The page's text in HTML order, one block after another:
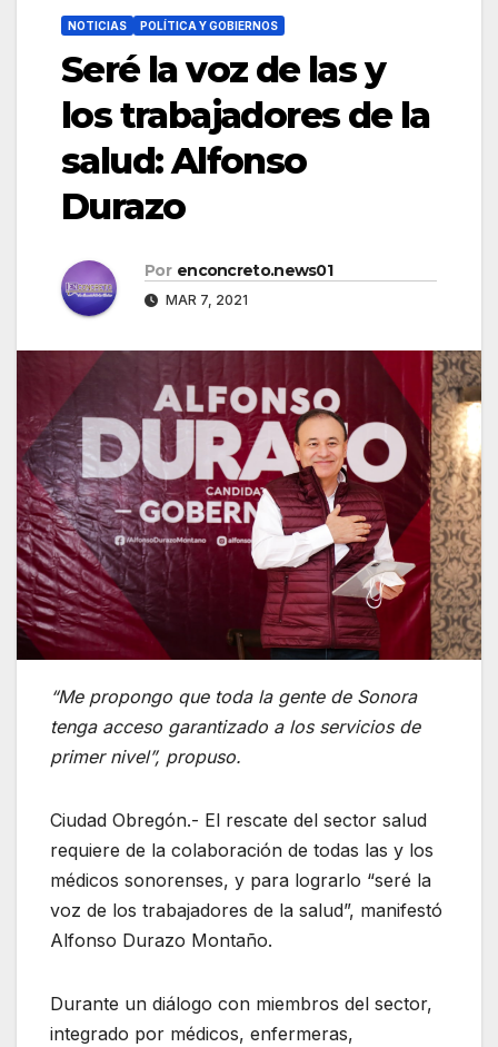
NOTICIAS POLÍTICA Y GOBIERNOS
Seré la voz de las y
los trabajadores de la
salud: Alfonso
Durazo
Por enconcreto.news01
MAR 7, 2021
“Me propongo que toda la gente de Sonora
tenga acceso garantizado a los servicios de
primer nivel”, propuso.
Ciudad Obregón.- El rescate del sector salud
requiere de la colaboración de todas las y los
médicos sonorenses, y para lograrlo “seré la
voz de los trabajadores de la salud”, manifestó
Alfonso Durazo Montaño.
Durante un diálogo con miembros del sector,
integrado por médicos, enfermeras,